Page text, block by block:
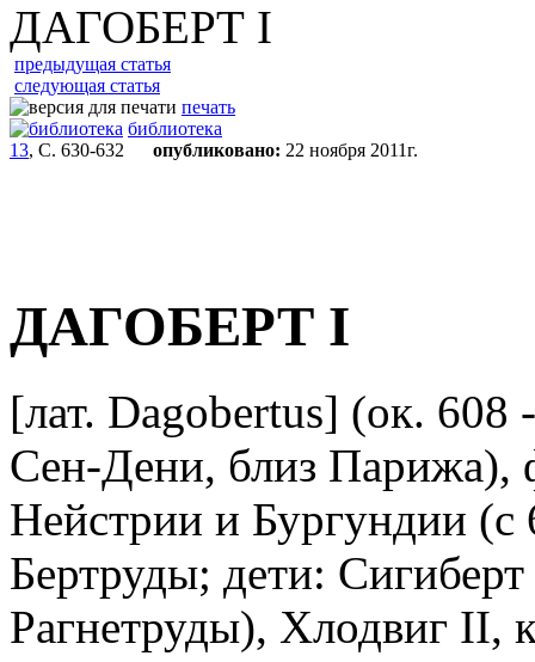
ДАГОБЕРТ I
предыдущая статья
следующая статья
печать
библиотека
13, С. 630-632 опубликовано: 22 ноября 2011г.
ДАГОБЕРТ I
[лат. Dagobertus] (ок. 608
Сен-Дени, близ Парижа),
Нейстрии и Бургундии
Бертруды; дети:
Рагнетруды), Хлодвиг II,